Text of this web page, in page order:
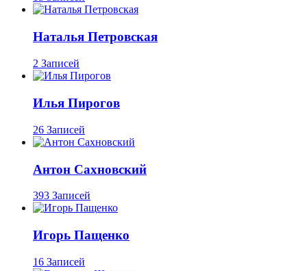
Наталья Петровская
2 Записей
Илья Пирогов
26 Записей
Антон Сахновский
393 Записей
Игорь Пащенко
16 Записей